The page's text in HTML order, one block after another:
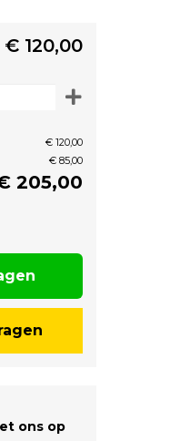
€ 120,00
€ 120,00
€ 85,00
205,00
ons op